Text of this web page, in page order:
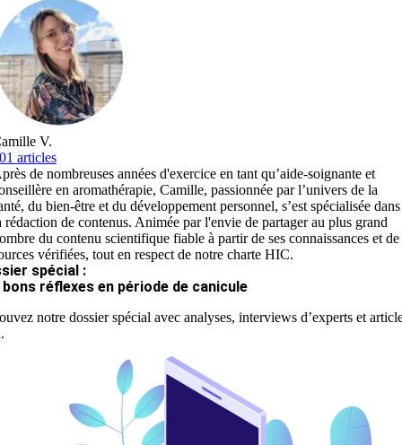
V.
articles
de nombreuses années d'exercice en tant qu’aide-soignante et
en aromathérapie, Camille, passionnée par l’univers de la
du bien-être et du développement personnel, s’est spécialisée dans
rédaction de contenus. Animée par l'envie de partager au plus grand
du contenu scientifique fiable à partir de ses connaissances et de
vérifiées, tout en respect de notre charte HIC.
spécial :
bons réflexes en période de canicule
notre dossier spécial avec analyses, interviews d’experts et